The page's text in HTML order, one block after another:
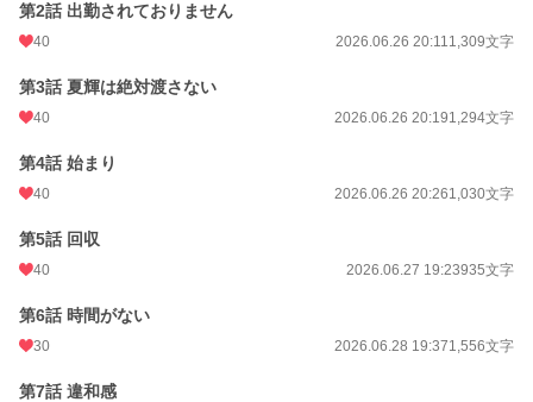
まるで本当の家族のように。
私の知らない場所で続けられていた家族ごっこ。
小説 1,559 位 / 228,916 件
第2話 出勤されておりません
40 2026.06.26 20:111,309文字
第3話 夏輝は絶対渡さない
40 2026.06.26 20:191,294文字
第4話 始まり
40 2026.06.26 20:261,030文字
第5話 回収
40 2026.06.27 19:23935文字
第6話 時間がない
30 2026.06.28 19:371,556文字
第7話 違和感